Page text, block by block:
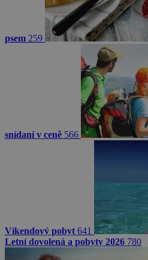
psem 259
snídaní v ceně 566
Víkendový pobyt 641
Letní dovolená a pobyty 2026 780